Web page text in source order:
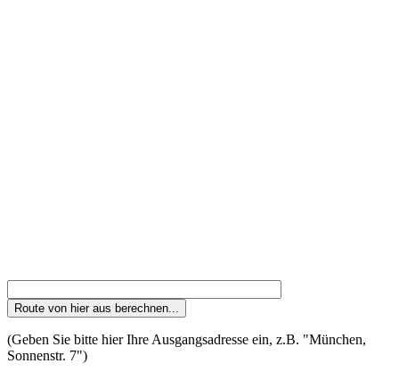
(Geben Sie bitte hier Ihre Ausgangsadresse ein, z.B. "München,
Sonnenstr. 7")